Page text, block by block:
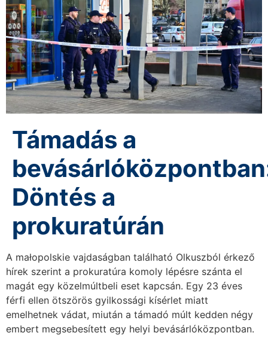
Támadás a
Döntés a
prokuratúrán
A małopolskie vajdaságban található Olkuszból érkező
hírek szerint a prokuratúra komoly lépésre szánta el
magát egy közelmúltbeli eset kapcsán. Egy 23 éves
férfi ellen ötszörös gyilkossági kísérlet miatt
emelhetnek vádat, miután a támadó múlt kedden négy
embert megsebesített egy helyi bevásárlóközpontban.